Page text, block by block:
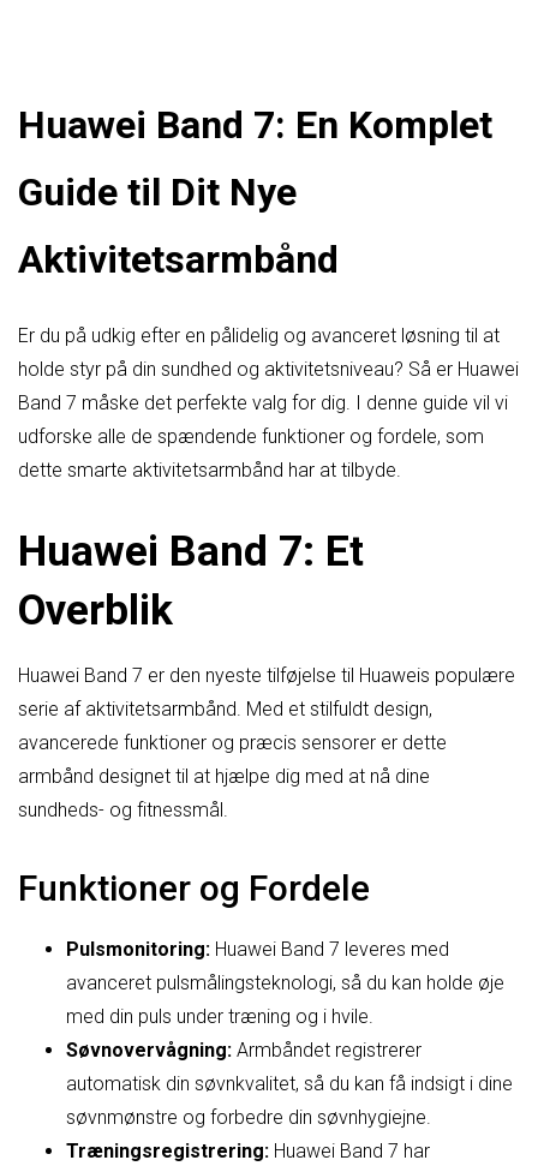
Huawei Band 7: En Komplet
Guide til Dit Nye
Aktivitetsarmbånd
Er du på udkig efter en pålidelig og avanceret løsning til at
holde styr på din sundhed og aktivitetsniveau? Så er Huawei
Band 7 måske det perfekte valg for dig. I denne guide vil vi
udforske alle de spændende funktioner og fordele, som
dette smarte aktivitetsarmbånd har at tilbyde.
Huawei Band 7: Et
Overblik
Huawei Band 7 er den nyeste tilføjelse til Huaweis populære
serie af aktivitetsarmbånd. Med et stilfuldt design,
avancerede funktioner og præcis sensorer er dette
armbånd designet til at hjælpe dig med at nå dine
sundheds- og fitnessmål.
Funktioner og Fordele
Pulsmonitoring: Huawei Band 7 leveres med
avanceret pulsmålingsteknologi, så du kan holde øje
med din puls under træning og i hvile.
Søvnovervågning: Armbåndet registrerer
automatisk din søvnkvalitet, så du kan få indsigt i dine
søvnmønstre og forbedre din søvnhygiejne.
Træningsregistrering: Huawei Band 7 har